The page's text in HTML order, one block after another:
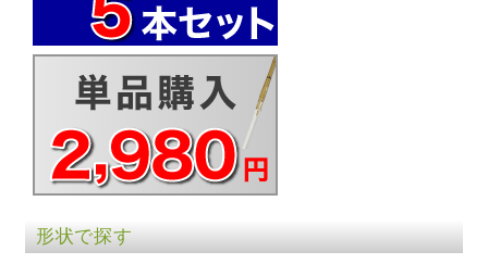
形状で探す